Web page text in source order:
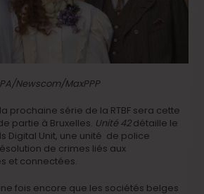
Newscom/MaxPPP
prochaine série de la RTBF sera cette
partie à Bruxelles. Unité 42détaille le
Digital Unit, une unité de police
de crimes liés aux
et connectées.
fois encore que les sociétés belges